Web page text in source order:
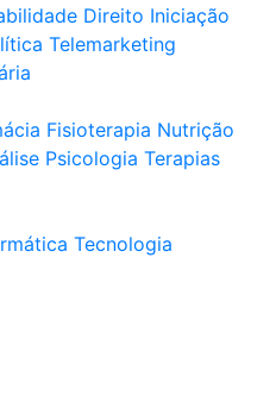
Direito Iniciação
Telemarketing
Fisioterapia Nutrição
Psicologia Terapias
Tecnologia